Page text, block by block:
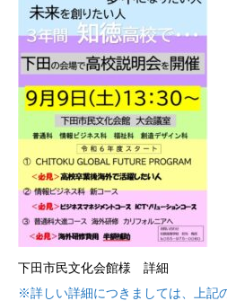
下田市民文化会館様 詳細
※詳しい詳細につきましては、上記